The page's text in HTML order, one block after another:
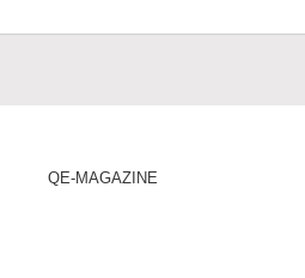
QE-MAGAZINE